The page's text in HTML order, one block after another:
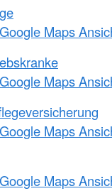
Maps
Maps
Maps
Maps